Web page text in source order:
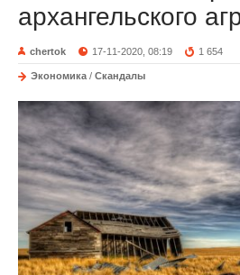
архангельского
chertok 17-11-2020, 08:19 1 654
Экономика / Скандалы